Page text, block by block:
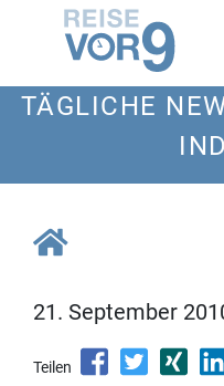
TÄGLICHE
21. September
Teilen